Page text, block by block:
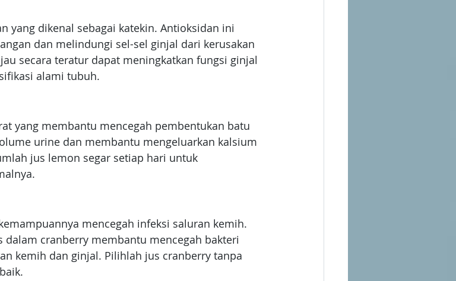
yang dikenal sebagai katekin. Antioksidan ini
dan melindungi sel-sel ginjal dari kerusakan
secara teratur dapat meningkatkan fungsi ginjal
alami tubuh.
yang membantu mencegah pembentukan batu
urine dan membantu mengeluarkan kalsium
jus lemon segar setiap hari untuk
mencegah infeksi saluran kemih.
cranberry membantu mencegah bakteri
kemih dan ginjal. Pilihlah jus cranberry tanpa